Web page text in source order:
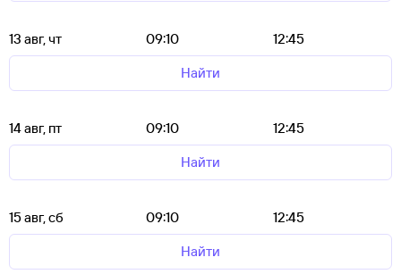
13 авг, чт 09:10
12:45
Найти
14 авг, пт 09:10
12:45
Найти
15 авг, сб 09:10
12:45
Найти